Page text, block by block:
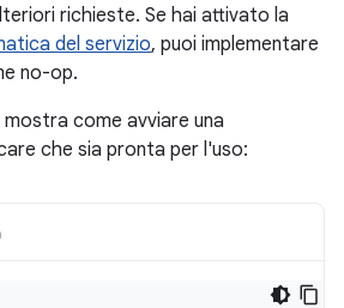
richieste. Se hai attivato la
del servizio, puoi implementare
no-op.
come avviare una
che sia pronta per l'uso: